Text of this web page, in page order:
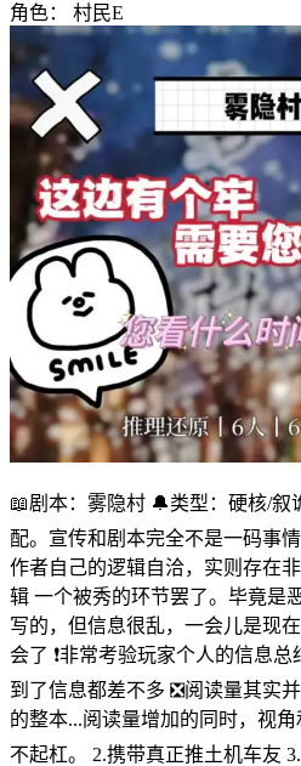
角色： 村民E
📖剧本：雾隐村 🔔类型：硬核/
配。宣传和剧本完全不是一码事
作者自己的逻辑自洽，实则存在
辑 一个被秀的环节罢了。毕竟是
写的，但信息很乱，一会儿是现
会了 ❗非常考验玩家个人的信息
到了信息都差不多 ❎阅读量其实
的整本...阅读量增加的同时，视
不起杠。 2.携带真正推土机车友